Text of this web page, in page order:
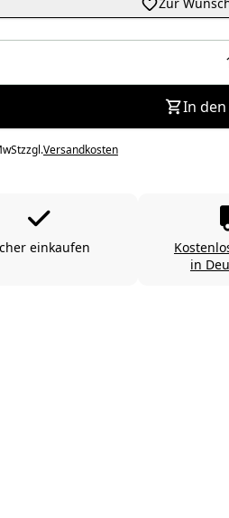
In
zzgl.Versandkosten
einkaufen
in